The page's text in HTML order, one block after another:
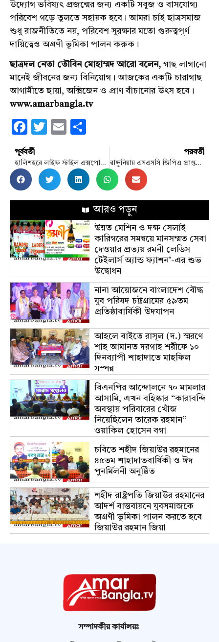
উদ্যোগ ভবিষ্যৎ প্রজন্মের জন্য একটি সবুজ ও বাসযোগ্য
পরিবেশ গড়ে তুলতে সহায়ক হবে। আমরা চাই ছাত্রসমাজ
শুধু রাজনীতিতে নয়, পরিবেশ সুরক্ষার মতো গুরুত্বপূর্ণ
দায়িত্বেও অগ্রণী ভূমিকা পালন করুক।
ছাত্রদল নেতা তৌবিন মোহাম্মদ আরো বলেন, গাছ লাগানো
মানেই জীবনের জন্য বিনিয়োগ। আজকের একটি চারাগাছ
আগামীতে ছায়া, অক্সিজেন ও প্রাণ বাঁচানোর উৎস হবে।
www.amarbangla.tv
Facebook
Twitter
Email
পূর্ববর্তী
হালিশহরে লাইফ স্টাইল এক্সপোতে ক্রেতা-বিক্রেতার মিলনমেলা
পরবর্তী
রাঙ্গুনিয়ায় এসএসসি জিপিএ প্রাপ্তদের সংবর্ধনা দিলো মানবিক রাঙ্গুনিয়া
আরও পড়ুন
উন্নত মেশিন ও দক্ষ সেলাই
কারিগরের সমন্বয়ে মানসম্মত সেবা
দেওয়ার প্রত্যয় রমনী লেডিস
টেইলার্স অ্যান্ড ফ্যাশন’-এর শুভ
উদ্বোধন
নানা আয়োজনে বাংলাদেশ বৌদ্ধ
যুব পরিষদ চট্টগ্রামের ৫৯তম
প্রতিষ্ঠাবার্ষিকী উদযাপন
আহলে বাইতে রাসূল (দ.) স্মরণে
শাহ আমানত দরগাহ শরীফে ১০
দিনব্যাপী শাহাদাতে মাহফিল
সম্পন্ন
বিএনপির আন্দোলনে ৭০ মামলার
আসামি, এখন বহিষ্কার “কারাবন্দি
অবস্থায় পরিবারের খোঁজ
নিয়েছিলেন তারেক রহমান”
ওয়াকিল হোসেন বগা
চবিতে শহীদ জিয়াউর রহমানের
৪৫তম শাহাদাতবার্ষিকী ও ঈদ
পুনর্মিলনী অনুষ্ঠিত
শহীদ রাষ্ট্রপতি জিয়াউর রহমানের
আদর্শ বাস্তবায়নে যুবসমাজকে
অগ্রণী ভূমিকা পালন করতে হবে
জিয়াউর রহমান জিয়া
সম্পাদকীয় কার্যালয়ঃ